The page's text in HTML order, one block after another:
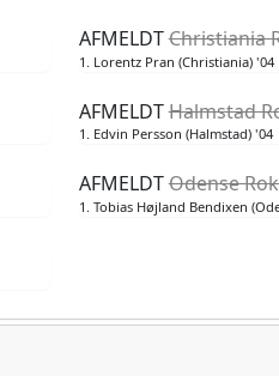
AFMELDTChristiania
1. Lorentz Pran (Christiania) '04
AFMELDTHalmstad
1. Edvin Persson (Halmstad) '04
AFMELDTOdense
1. Tobias Højland Bendixen